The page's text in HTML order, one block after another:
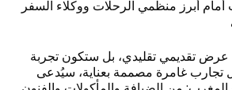
أمام أبرز منظمي الرحلات ووكلاء السفر
عرض تقديمي تقليدي، بل ستكون تجربة
غامرة مصممة بعناية، سيُدعى